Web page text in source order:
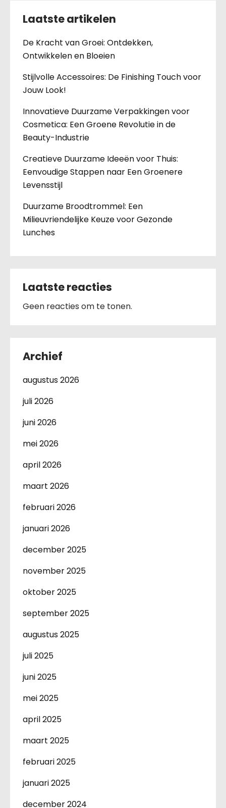
Laatste artikelen
De Kracht van Groei: Ontdekken,
Ontwikkelen en Bloeien
Stijlvolle Accessoires: De Finishing Touch voor
Jouw Look!
Innovatieve Duurzame Verpakkingen voor
Cosmetica: Een Groene Revolutie in de
Beauty-Industrie
Creatieve Duurzame Ideeën voor Thuis:
Eenvoudige Stappen naar Een Groenere
Levensstijl
Duurzame Broodtrommel: Een
Milieuvriendelijke Keuze voor Gezonde
Lunches
Laatste reacties
Geen reacties om te tonen.
Archief
augustus 2026
juli 2026
juni 2026
mei 2026
april 2026
maart 2026
februari 2026
januari 2026
december 2025
november 2025
oktober 2025
september 2025
augustus 2025
juli 2025
juni 2025
mei 2025
april 2025
maart 2025
februari 2025
januari 2025
december 2024